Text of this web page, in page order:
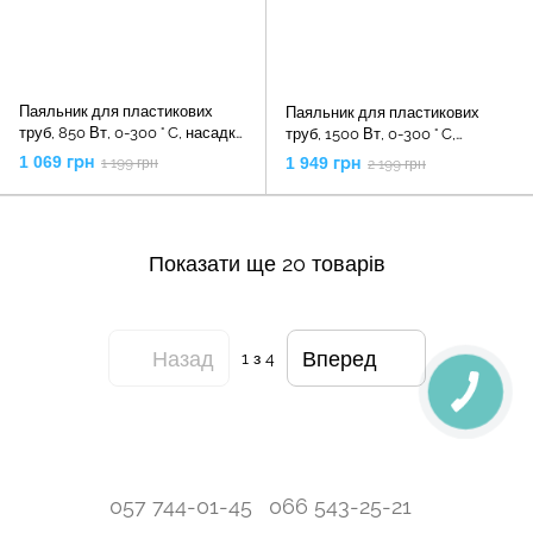
Паяльник для пластикових
труб, 850 Вт, 0-300 ° C, насадки
20, 25, 32, 40, 50, 63 мм,
металевий кейс, RT-2111
INTERTOOL
1 069 грн 1 199 грн
Паяльник для пластикових
труб, 1500 Вт, 0-300 ° C,
насадки 75, 90, 110 мм,
металевий кейс, RT-2113
INTERTOOL
1 949 грн 2 199 грн
Показати ще 20 товарів
Назад 1з 4 Вперед
057 744-01-45 066 543-25-21